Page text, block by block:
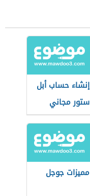
إنشاء حساب أبل
ستور مجاني
مميزات جوجل